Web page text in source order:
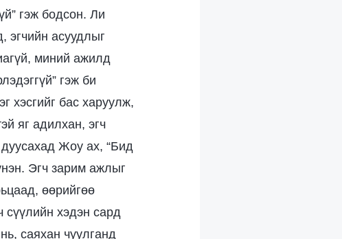
гэж бодсон. Ли
эгчийн асуудлыг
миний ажилд
гэж би
хэсгийг бас харуулж,
яг адилхан, эгч
Жоу ах, “Бид
Эгч зарим ажлыг
өөрийгөө
сүүлийн хэдэн сард
саяхан чуулганд